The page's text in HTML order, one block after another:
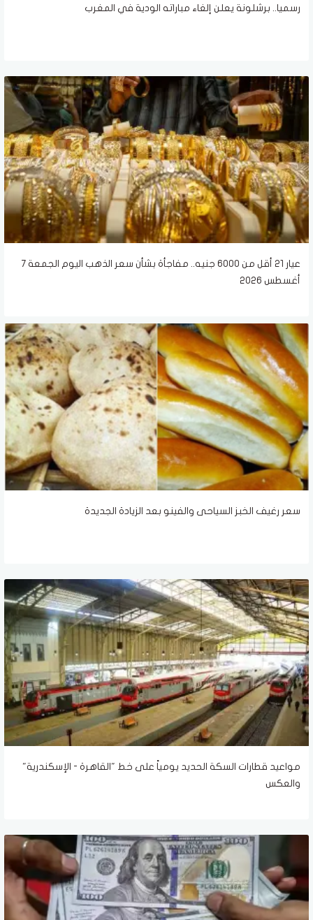
رسميا.. برشلونة يعلن إلغاء مباراته الودية في المغرب
عيار 21 أقل من 6000 جنيه.. مفاجأة بشأن سعر الذهب اليوم الجمعة 7
أغسطس 2026
سعر رغيف الخبز السياحى والفينو بعد الزيادة الجديدة
مواعيد قطارات السكة الحديد يومياً على خط "القاهرة - الإسكندرية"
والعكس